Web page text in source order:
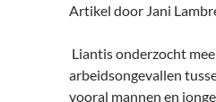
Artikel door Jani
Liantis onderzocht
arbeidsongevallen
vooral mannen en